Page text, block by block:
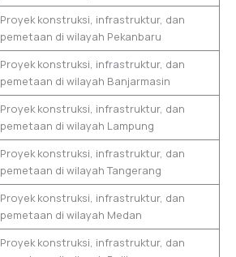
Proyek konstruksi, infrastruktur, dan
pemetaan di wilayah Pekanbaru
Proyek konstruksi, infrastruktur, dan
pemetaan di wilayah Banjarmasin
Proyek konstruksi, infrastruktur, dan
pemetaan di wilayah Lampung
Proyek konstruksi, infrastruktur, dan
pemetaan di wilayah Tangerang
Proyek konstruksi, infrastruktur, dan
pemetaan di wilayah Medan
Proyek konstruksi, infrastruktur, dan